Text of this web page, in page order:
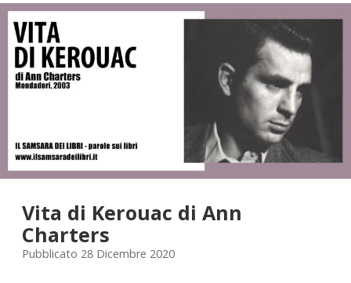
STORIA
Vita di Kerouac di Ann
Charters
Pubblicato 28 Dicembre 2020